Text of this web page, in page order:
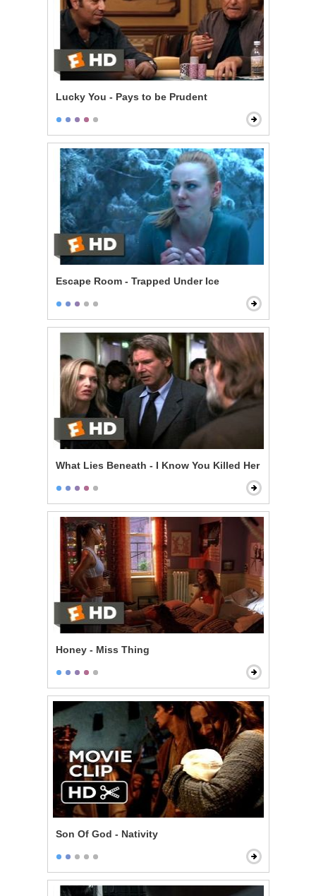
Lucky You - Pays to be Prudent
Escape Room - Trapped Under Ice
What Lies Beneath - I Know You Killed Her
Honey - Miss Thing
Son Of God - Nativity